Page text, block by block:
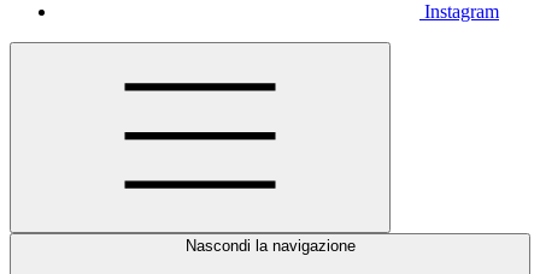
Instagram
Nascondi la navigazione